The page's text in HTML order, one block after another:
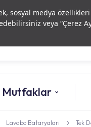
sosyal medya
veya “Çerez
Mutfaklar
Lavabo Bataryaları Tek